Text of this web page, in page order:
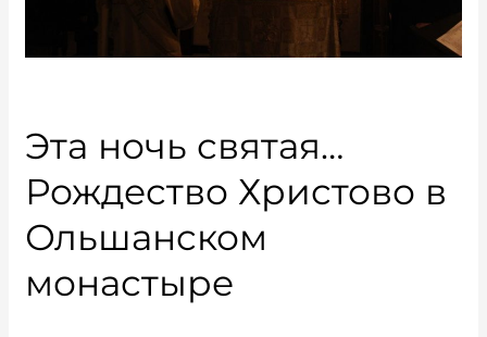
Эта ночь святая…
Рождество Христово в
Ольшанском
монастыре